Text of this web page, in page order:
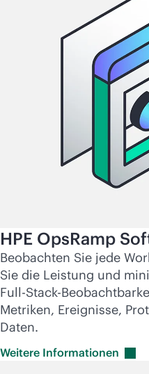
HPE OpsRamp
Beobachten Sie jede
Sie die Leistung und
Full-Stack-
Metriken, Ereignisse,
Daten.
Weitere Informationen